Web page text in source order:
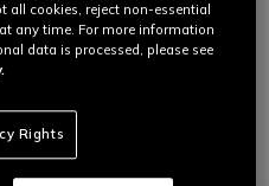
all cookies, reject non-essential
any time. For more information
data is processed, please see
Rights